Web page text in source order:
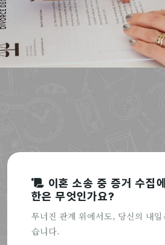
이혼 소송 중 증거 수집
한은 무엇인가요?
무너진 관계 위에서도, 당신의 내일
습니다.